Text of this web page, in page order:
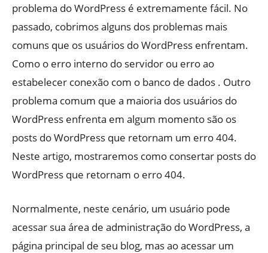
problema do WordPress é extremamente fácil. No
passado, cobrimos alguns dos problemas mais
comuns que os usuários do WordPress enfrentam.
Como o erro interno do servidor ou erro ao
estabelecer conexão com o banco de dados . Outro
problema comum que a maioria dos usuários do
WordPress enfrenta em algum momento são os
posts do WordPress que retornam um erro 404.
Neste artigo, mostraremos como consertar posts do
WordPress que retornam o erro 404.
Normalmente, neste cenário, um usuário pode
acessar sua área de administração do WordPress, a
página principal de seu blog, mas ao acessar um